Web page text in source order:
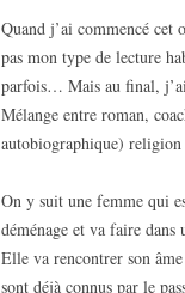
Quand j’ai commencé cet
pas mon type de lecture
parfois… Mais au final,
Mélange entre roman,
autobiographique) religion
On y suit une femme qui
déménage et va faire
Elle va rencontrer son
sont déjà connus par le